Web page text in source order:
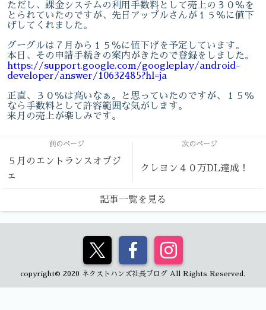
ただし、課金システムの利用手数料として売上の３０％を
とられていたのですが、先日アップルさんが１５％に値下
げしてくれました。
グーグルは７月から１５％に値下げを予定しています。
本日、その申請手続きの案内がきたので登録をしました。
https://support.google.com/googleplay/android-
developer/answer/10632485?hl=ja
正直、３０％は高いなぁ。と思っていたのですが、１５％
なら手数料として許容範囲な気がします。
来月の売上が楽しみです。
前のページ
５月のエントランスオブジ
ェ
次のページ
クレヨン４０万DL達成！
記事一覧を見る
copyright© 2020 ネクストハンズ社長ブログ All Rights Reserved.